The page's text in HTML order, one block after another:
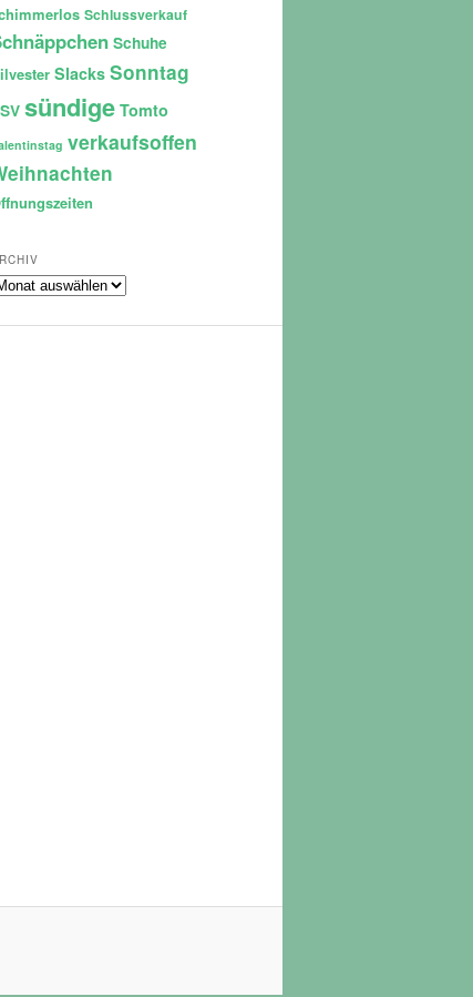
Schlussverkauf
Schuhe
Slacks Sonntag
sündige Tomto
verkaufsoffen